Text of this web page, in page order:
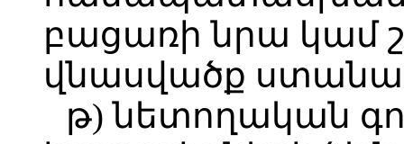
բացառի նրա կամ
վնասվածք
թ) նետողական